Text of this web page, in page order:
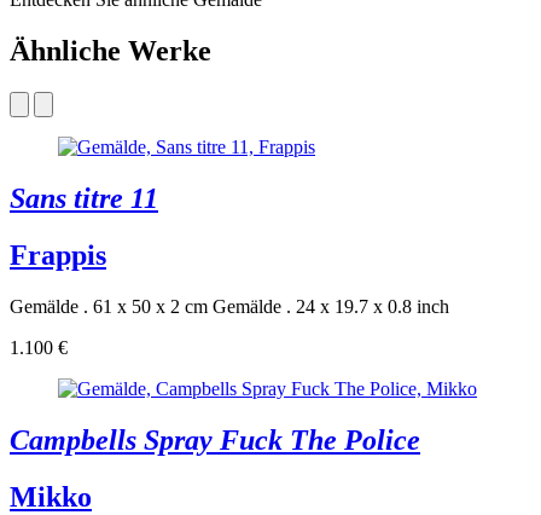
Ähnliche Werke
Sans titre 11
Frappis
Gemälde . 61 x 50 x 2 cm Gemälde . 24 x 19.7 x 0.8 inch
1.100 €
Campbells Spray Fuck The Police
Mikko